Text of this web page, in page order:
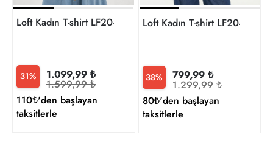
Loft Kadın T-shirt LF2042620
31% 1.099,99 ₺
1.599,99 ₺
110₺'den başlayan
taksitlerle
Loft Kadın T-shirt LF2042215
38% 799,99 ₺
1.299,99 ₺
80₺'den başlayan
taksitlerle